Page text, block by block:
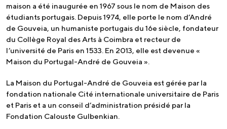
maison a été inaugurée en 1967 sous le nom de Maison des
étudiants portugais. Depuis 1974, elle porte le nom d’André
de Gouveia, un humaniste portugais du 16e siècle, fondateur
du Collège Royal des Arts à Coimbra et recteur de
l’université de Paris en 1533. En 2013, elle est devenue «
Maison du Portugal-André de Gouveia ».
La Maison du Portugal-André de Gouveia est gérée par la
fondation nationale Cité internationale universitaire de Paris
et Paris et a un conseil d’administration présidé par la
Fondation Calouste Gulbenkian.